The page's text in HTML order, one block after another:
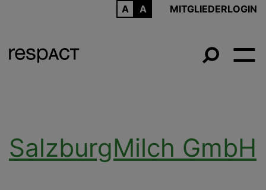
MITGLIEDERLOGIN
SalzburgMilch GmbH